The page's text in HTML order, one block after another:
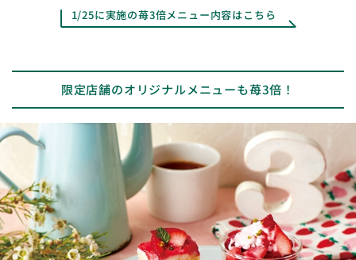
1/25に実施の苺3倍メニュー内容はこちら
限定店舗のオリジナルメニューも苺3倍！